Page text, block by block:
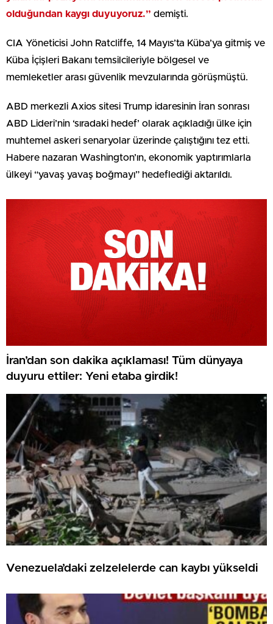
olduğundan kaygı duyuyoruz.” demişti.
CIA Yöneticisi John Ratcliffe, 14 Mayıs’ta Küba’ya gitmiş ve
Küba İçişleri Bakanı temsilcileriyle bölgesel ve
memleketler arası güvenlik mevzularında görüşmüştü.
ABD merkezli Axios sitesi Trump idaresinin İran sonrası
ABD Lideri’nin ‘sıradaki hedef’ olarak açıkladığı ülke için
muhtemel askeri senaryolar üzerinde çalıştığını tez etti.
Habere nazaran Washington’ın, ekonomik yaptırımlarla
ülkeyi “yavaş yavaş boğmayı” hedeflediği aktarıldı.
İran’dan son dakika açıklaması! Tüm dünyaya
duyuru ettiler: Yeni etaba girdik!
Venezuela’daki zelzelelerde can kaybı yükseldi